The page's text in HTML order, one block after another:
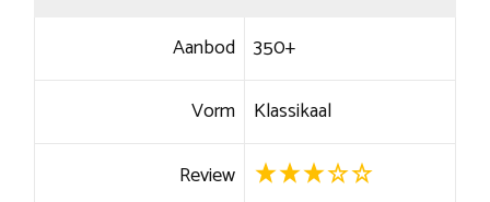
Aanbod 350+
Vorm Klassikaal
Review